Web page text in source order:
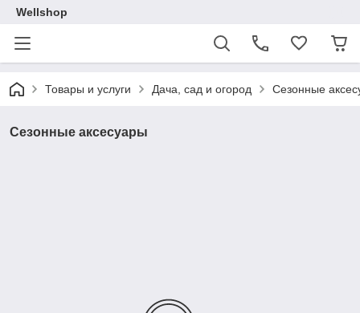
Wellshop
Товары и услуги Дача, сад и огород Сезонные
Сезонные аксесуары